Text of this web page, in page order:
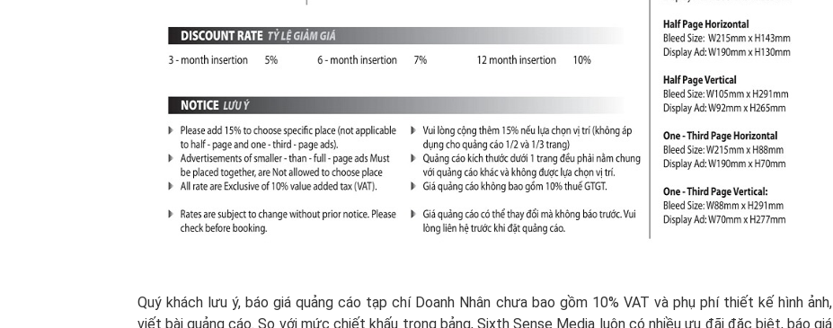
Quý khách lưu ý, báo giá quảng cáo tạp chí Doanh Nhân chưa bao gồm 10% VAT và phụ phí thiết kế hình ảnh,
viết bài quảng cáo. So với mức chiết khấu trong bảng, Sixth Sense Media luôn có nhiều ưu đãi đặc biệt, báo giá